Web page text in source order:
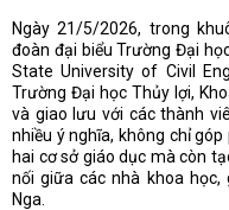
Ngày 21/5/2026, trong
đoàn đại biểu Trường Đại
State University of Civil
Trường Đại học Thủy lợi,
và giao lưu với các thành
nhiều ý nghĩa, không chỉ
hai cơ sở giáo dục mà còn
nối giữa các nhà khoa học,
Nga.